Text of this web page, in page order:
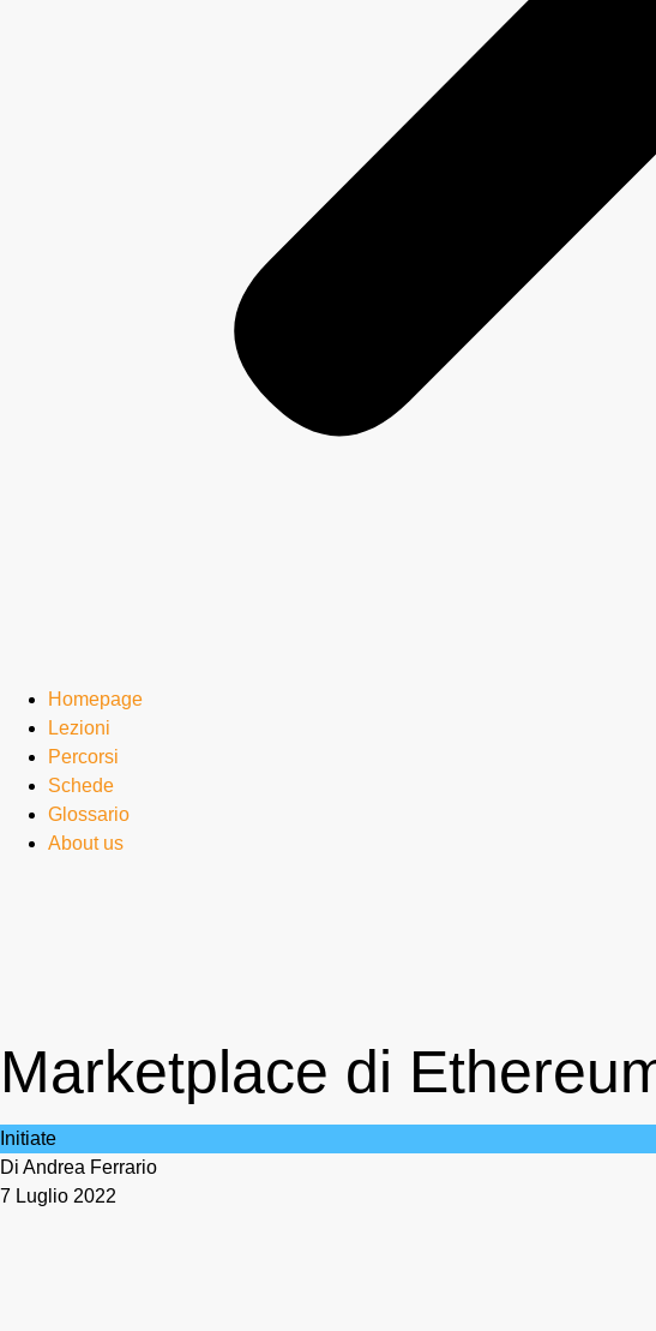
Homepage
Lezioni
Percorsi
Schede
Glossario
About us
Marketplace di
Initiate
Di Andrea Ferrario
7 Luglio 2022